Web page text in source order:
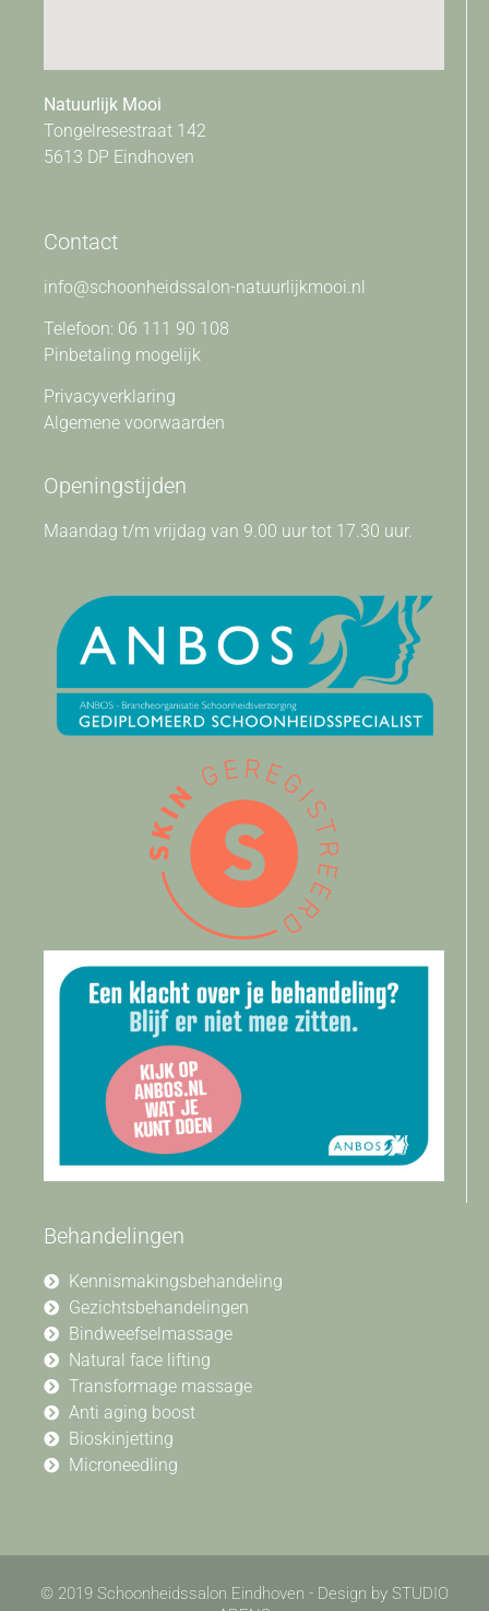
Natuurlijk Mooi
Tongelresestraat 142
5613 DP Eindhoven
Contact
info@schoonheidssalon-natuurlijkmooi.nl
Telefoon: 06 111 90 108
Pinbetaling mogelijk
Privacyverklaring
Algemene voorwaarden
Openingstijden
Maandag t/m vrijdag van 9.00 uur tot 17.30 uur.
Behandelingen
Kennismakingsbehandeling
Gezichtsbehandelingen
Bindweefselmassage
Natural face lifting
Transformage massage
Anti aging boost
Bioskinjetting
Microneedling
© 2019 Schoonheidssalon Eindhoven - Design by STUDIO